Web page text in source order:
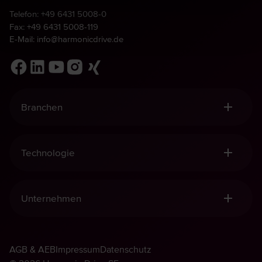
Telefon: +49 6431 5008-0
Fax: +49 6431 5008-119
E-Mail: info@harmonicdrive.de
Branchen
Allgemeiner Maschinenbau
Technologie
Harmonic Planetengetriebe
Unternehmen
Walton Musser
AGB & AEBImpressumDatenschutz